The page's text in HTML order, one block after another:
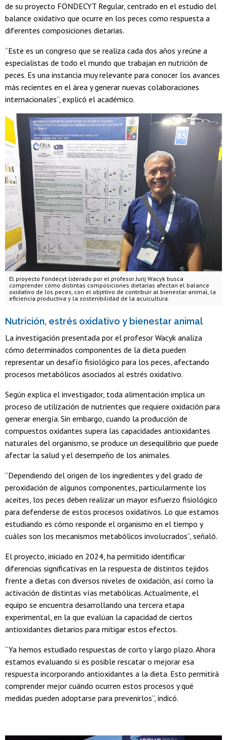
de su proyecto FONDECYT Regular, centrado en el estudio del
balance oxidativo que ocurre en los peces como respuesta a
diferentes composiciones dietarias.
“Este es un congreso que se realiza cada dos años y reúne a
especialistas de todo el mundo que trabajan en nutrición de
peces. Es una instancia muy relevante para conocer los avances
más recientes en el área y generar nuevas colaboraciones
internacionales”, explicó el académico.
El proyecto Fondecyt liderado por el profesor Jurij Wacyk busca
comprender cómo distintas composiciones dietarias afectan el balance
oxidativo de los peces, con el objetivo de contribuir al bienestar animal, la
eficiencia productiva y la sostenibilidad de la acuicultura.
Nutrición, estrés oxidativo y bienestar animal
La investigación presentada por el profesor Wacyk analiza
cómo determinados componentes de la dieta pueden
representar un desafío fisiológico para los peces, afectando
procesos metabólicos asociados al estrés oxidativo.
Según explica el investigador, toda alimentación implica un
proceso de utilización de nutrientes que requiere oxidación para
generar energía. Sin embargo, cuando la producción de
compuestos oxidantes supera las capacidades antioxidantes
naturales del organismo, se produce un desequilibrio que puede
afectar la salud y el desempeño de los animales.
“Dependiendo del origen de los ingredientes y del grado de
peroxidación de algunos componentes, particularmente los
aceites, los peces deben realizar un mayor esfuerzo fisiológico
para defenderse de estos procesos oxidativos. Lo que estamos
estudiando es cómo responde el organismo en el tiempo y
cuáles son los mecanismos metabólicos involucrados”, señaló.
El proyecto, iniciado en 2024, ha permitido identificar
diferencias significativas en la respuesta de distintos tejidos
frente a dietas con diversos niveles de oxidación, así como la
activación de distintas vías metabólicas. Actualmente, el
equipo se encuentra desarrollando una tercera etapa
experimental, en la que evalúan la capacidad de ciertos
antioxidantes dietarios para mitigar estos efectos.
“Ya hemos estudiado respuestas de corto y largo plazo. Ahora
estamos evaluando si es posible rescatar o mejorar esa
respuesta incorporando antioxidantes a la dieta. Esto permitirá
comprender mejor cuándo ocurren estos procesos y qué
medidas pueden adoptarse para prevenirlos”, indicó.